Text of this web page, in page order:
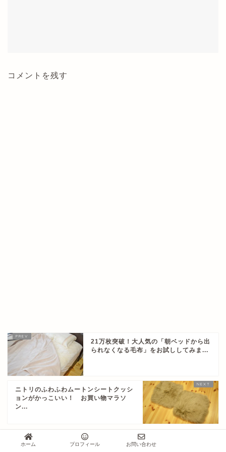
コメントを残す
21万枚突破！大人気の「朝ベッドから出
られなくなる毛布」をお試ししてみま...
ニトリのふわふわムートンシートクッシ
ョンがかっこいい！ お買い物マラソ
ン...
ホーム プロフィール お問い合わせ